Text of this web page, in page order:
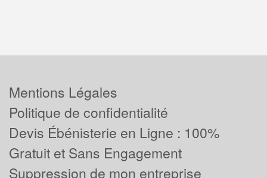
Mentions Légales
Politique de confidentialité
Devis Ébénisterie en Ligne : 100%
Gratuit et Sans Engagement
Suppression de mon entreprise